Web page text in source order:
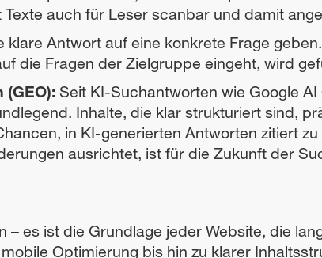
auch für Leser scanbar und damit
klare Antwort auf eine konkrete Frage
die Fragen der Zielgruppe eingeht, wird
Seit KI-Suchantworten wie Google
Inhalte, die klar strukturiert sind,
in KI-generierten Antworten zitiert
ausrichtet, ist für die Zukunft der
es ist die Grundlage jeder Website, die
Optimierung bis hin zu klarer